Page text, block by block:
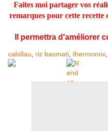
Faites moi partager vos
remarques pour cette recette
Il permettra d'améliorer
cabillau riz basmati thermomix